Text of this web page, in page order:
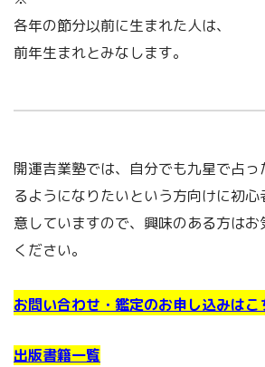
各年の節分以前に生まれた人は、
前年生まれとみなします。
開運吉業塾では、自分でも九星で占
るようになりたいという方向けに初
意していますので、興味のある方は
ください。
お問い合わせ・鑑定のお申し込みはこ
出版書籍一覧